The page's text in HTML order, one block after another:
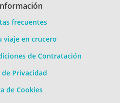
frecuentes
viaje en crucero
de Contratación
Privacidad
de Cookies